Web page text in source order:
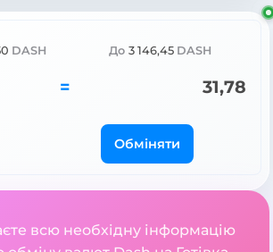
DASH До 3 146,45 DASH
= 31,78
Обміняти
всю необхідну інформацію